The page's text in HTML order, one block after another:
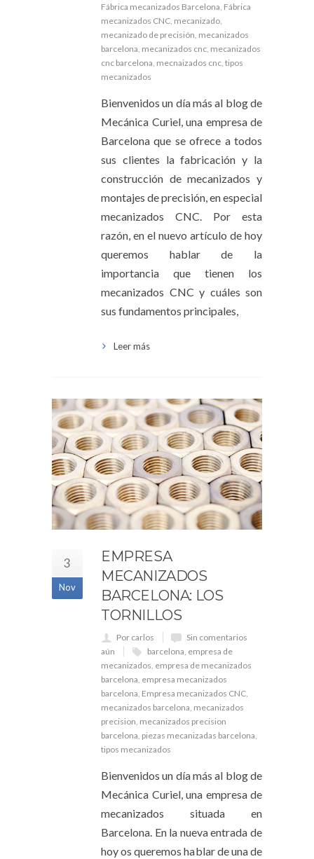
Fábrica mecanizados Barcelona Fábrica
mecanizados CNC mecanizado
mecanizado de precisión mecanizados
barcelona mecanizados cnc mecanizados
cnc barcelona mecnaizados cnc tipos
mecanizados
Bienvenidos un día más al blog de
Mecánica Curiel, una empresa de
Barcelona que se ofrece a todos
sus clientes la fabricación y la
construcción de mecanizados y
montajes de precisión, en especial
mecanizados CNC. Por esta
razón, en el nuevo artículo de hoy
queremos hablar de la
importancia que tienen los
mecanizados CNC y cuáles son
sus fundamentos principales,
Leer más
3
Nov
EMPRESA
MECANIZADOS
BARCELONA: LOS
TORNILLOS
Por carlos
Sin comentarios
aún
barcelona, empresa de
mecanizados, empresa de mecanizados
barcelona, empresa mecanizados
barcelona, Empresa mecanizados CNC,
mecanizados barcelona, mecanizados
precision, mecanizados precision
barcelona, piezas mecanizadas barcelona,
tipos mecanizados
Bienvenidos un día más al blog de
Mecánica Curiel, una empresa de
mecanizados situada en
Barcelona. En la nueva entrada de
hoy os queremos hablar de una de